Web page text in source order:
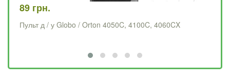
89 грн.
Пульт д / у Globo / Orton 4050C, 4100C, 4060CX